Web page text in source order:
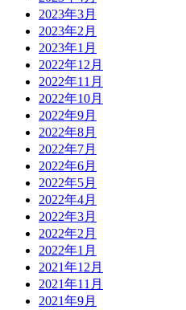
2023年3月
2023年2月
2023年1月
2022年12月
2022年11月
2022年10月
2022年9月
2022年8月
2022年7月
2022年6月
2022年5月
2022年4月
2022年3月
2022年2月
2022年1月
2021年12月
2021年11月
2021年9月